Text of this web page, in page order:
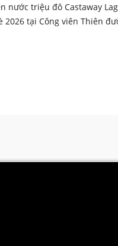
nước triệu đô Castaway
2026 tại Công viên Thiên